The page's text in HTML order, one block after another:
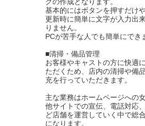
基本的にはボタンを押すだけ
更新時に簡単に文字が入力出
りません。
PCが苦手な人でも簡単にでき
■清掃・備品管理
お客様やキャストの方に快適
ただくため、店内の清掃や備
充を行っていただきます。
主な業務はホームページへの
他サイトでの宣伝、電話対応
ど店舗を運営していく中で総
になります。